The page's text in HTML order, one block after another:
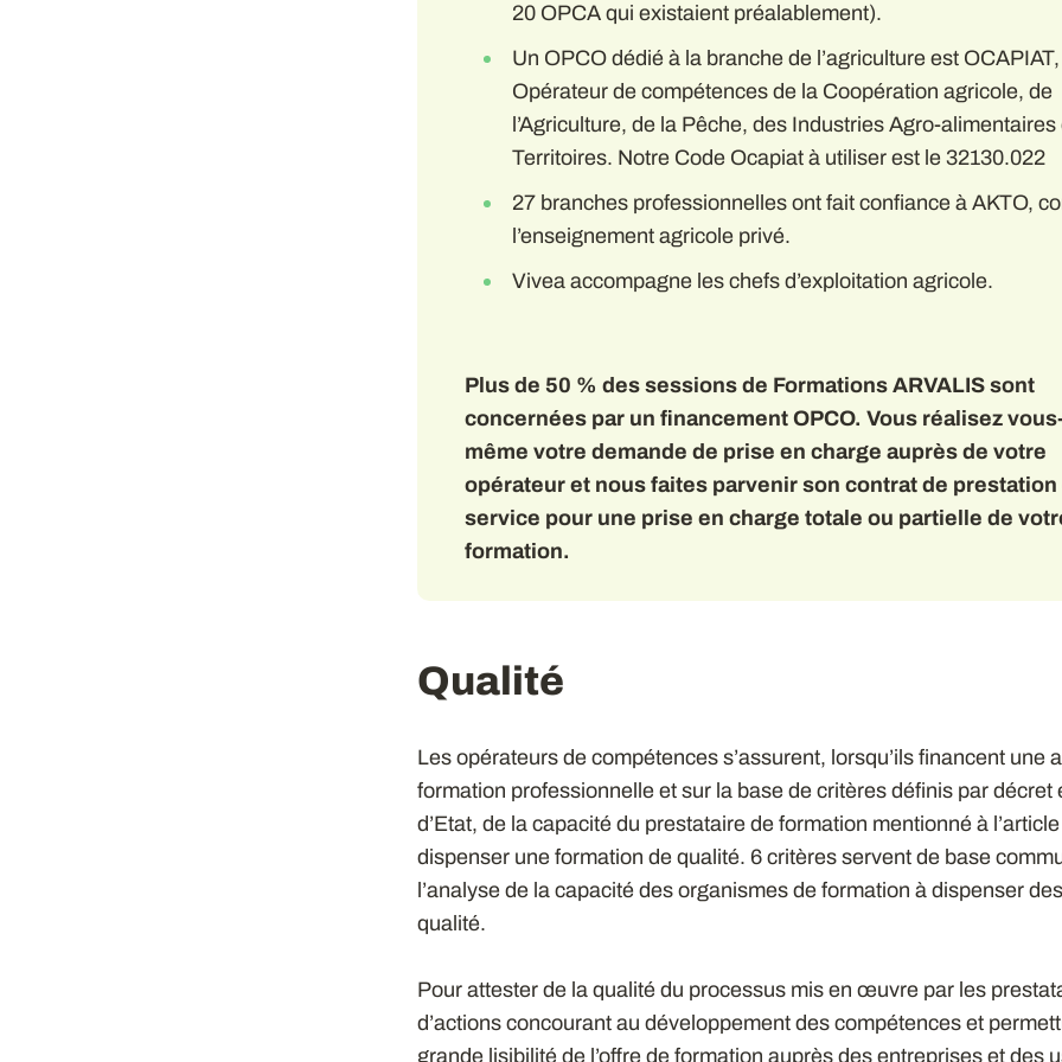
20 OPCA qui existaient préalablement).
Un OPCO dédié à la branche de l’agriculture est OCAPIAT,
Opérateur de compétences de la Coopération agricole, de
l’Agriculture, de la Pêche, des Industries Agro-alimentaires
Territoires. Notre Code Ocapiat à utiliser est le 32130.022
27 branches professionnelles ont fait confiance à AKTO,
l’enseignement agricole privé.
Vivea accompagne les chefs d’exploitation agricole.
Plus de 50 % des sessions de Formations ARVALIS sont
concernées par un financement OPCO. Vous réalisez
même votre demande de prise en charge auprès de votre
opérateur et nous faites parvenir son contrat de prestation
service pour une prise en charge totale ou partielle de
formation.
Qualité
Les opérateurs de compétences s’assurent, lorsqu’ils financent une
formation professionnelle et sur la base de critères définis par décret
d’Etat, de la capacité du prestataire de formation mentionné à
dispenser une formation de qualité. 6 critères servent de base
l’analyse de la capacité des organismes de formation à dispenser
qualité.
Pour attester de la qualité du processus mis en œuvre par les
d’actions concourant au développement des compétences et
grande lisibilité de l’offre de formation auprès des entreprises et des